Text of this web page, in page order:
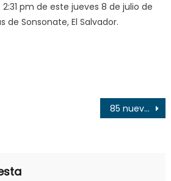
pm de este jueves 8 de julio de
de Sonsonate, El Salvador.
85 nuevos casos de Covid-19 se registraron este miércoles en El Salvador